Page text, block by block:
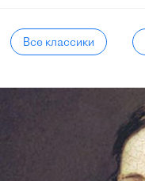
Все классики